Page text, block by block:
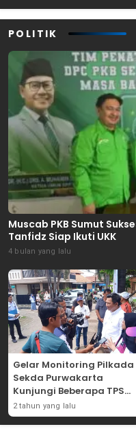
POLITIK
Muscab PKB Sumut
Tanfidz Siap Ikuti UKK
4 bulan yang lalu
Gelar Monitoring Pilkada
Sekda Purwakarta
Kunjungi Beberapa TPS
Yang Ada Di Purwakarta
2 tahun yang lalu